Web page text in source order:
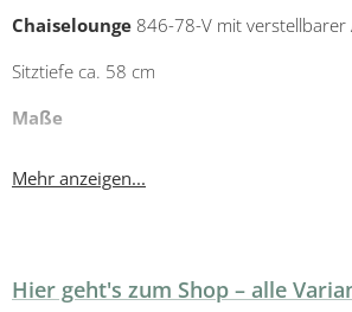
Chaiselounge 846-78-V mit
Sitztiefe ca. 58 cm
Maße
nach rechts)
Highlights der Serie
Mehr anzeigen...
Hier geht's zum Shop – alle